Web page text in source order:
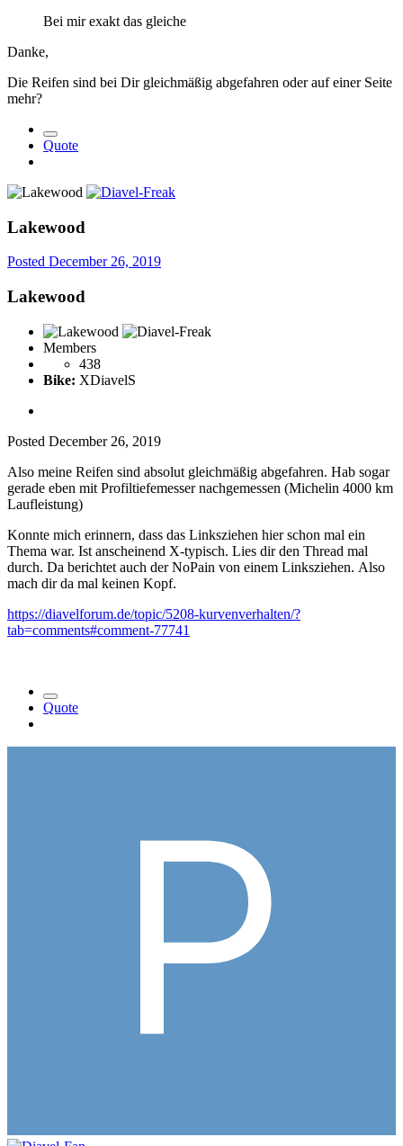
Bei mir exakt das gleiche
Danke,
Die Reifen sind bei Dir gleichmäßig abgefahren oder auf einer Seite
mehr?
Quote
Lakewood
Posted December 26, 2019
Lakewood
Members
438
Bike: XDiavelS
Posted December 26, 2019
Also meine Reifen sind absolut gleichmäßig abgefahren. Hab sogar
gerade eben mit Profiltiefemesser nachgemessen (Michelin 4000 km
Laufleistung)
Konnte mich erinnern, dass das Linksziehen hier schon mal ein
Thema war. Ist anscheinend X-typisch. Lies dir den Thread mal
durch. Da berichtet auch der NoPain von einem Linksziehen. Also
mach dir da mal keinen Kopf.
https://diavelforum.de/topic/5208-kurvenverhalten/?
tab=comments#comment-77741
Quote